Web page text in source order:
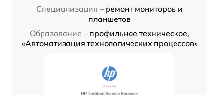
Специализация – ремонт мониторов и
планшетов
Образование – профильное техническое,
«Автоматизация технологических процессов»